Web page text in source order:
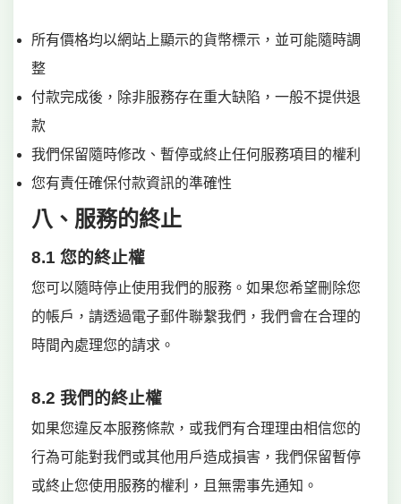
所有價格均以網站上顯示的貨幣標示，並可能隨時調
整
付款完成後，除非服務存在重大缺陷，一般不提供退
款
我們保留隨時修改、暫停或終止任何服務項目的權利
您有責任確保付款資訊的準確性
八、服務的終止
8.1 您的終止權
您可以隨時停止使用我們的服務。如果您希望刪除您
的帳戶，請透過電子郵件聯繫我們，我們會在合理的
時間內處理您的請求。
8.2 我們的終止權
如果您違反本服務條款，或我們有合理理由相信您的
行為可能對我們或其他用戶造成損害，我們保留暫停
或終止您使用服務的權利，且無需事先通知。